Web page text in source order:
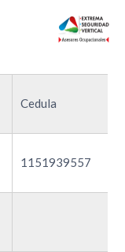
Cedula
1151939557